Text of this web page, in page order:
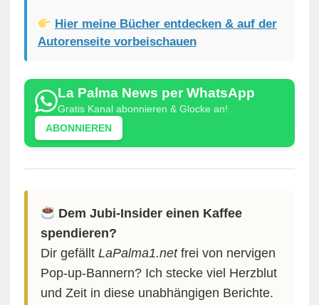
Hier meine Bücher entdecken & auf der
Autorenseite vorbeischauen
La Palma News per WhatsApp
Gratis Kanal abonnieren & Glocke an!
ABONNIEREN
Dem Jubi-Insider einen Kaffee
spendieren?
Dir gefällt LaPalma1.netfrei von nervigen
Pop-up-Bannern? Ich stecke viel Herzblut
und Zeit in diese unabhängigen Berichte.